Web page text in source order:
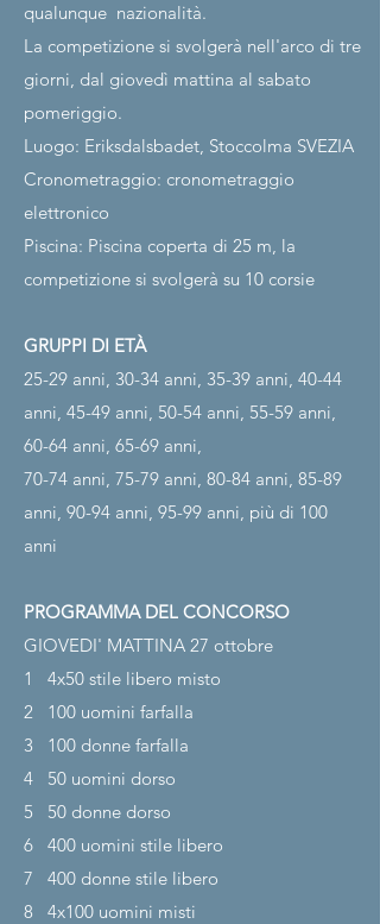
qualunque nazionalità.
La competizione si svolgerà nell'arco di tre
giorni, dal giovedì mattina al sabato
pomeriggio.
Luogo: Eriksdalsbadet, Stoccolma SVEZIA
Cronometraggio: cronometraggio
elettronico
Piscina: Piscina coperta di 25 m, la
competizione si svolgerà su 10 corsie
GRUPPI DI ETÀ
25-29 anni, 30-34 anni, 35-39 anni, 40-44
anni, 45-49 anni, 50-54 anni, 55-59 anni,
60-64 anni, 65-69 anni,
70-74 anni, 75-79 anni, 80-84 anni, 85-89
anni, 90-94 anni, 95-99 anni, più di 100
anni
PROGRAMMA DEL CONCORSO
GIOVEDI' MATTINA 27 ottobre
1
4x50 stile libero misto
2
100 uomini farfalla
3
100 donne farfalla
4
50 uomini dorso
5
50 donne dorso
6
400 uomini stile libero
7
400 donne stile libero
8
4x100 uomini misti